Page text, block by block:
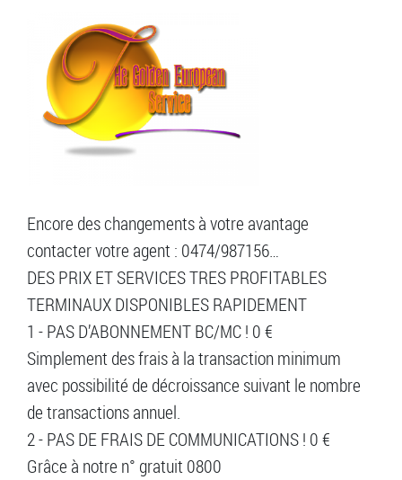
Encore des changements à votre avantage
contacter votre agent : 0474/987156…
DES PRIX ET SERVICES TRES PROFITABLES
TERMINAUX DISPONIBLES RAPIDEMENT
1 - PAS D’ABONNEMENT BC/MC ! 0 €
Simplement des frais à la transaction minimum
avec possibilité de décroissance suivant le nombre
de transactions annuel.
2 - PAS DE FRAIS DE COMMUNICATIONS ! 0 €
Grâce à notre n° gratuit 0800